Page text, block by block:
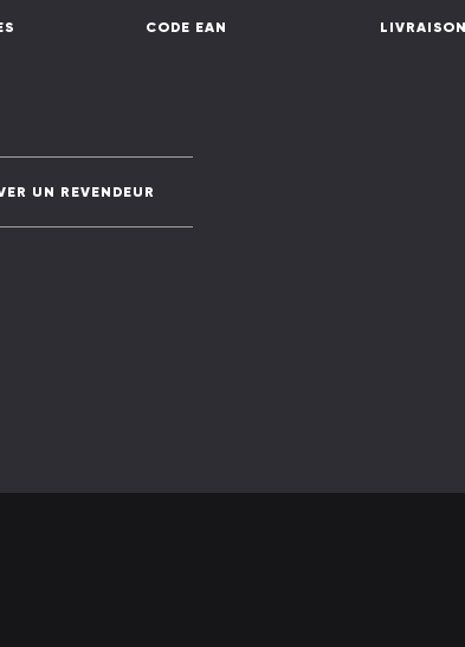
CODE EAN LIVRAISON
UN REVENDEUR